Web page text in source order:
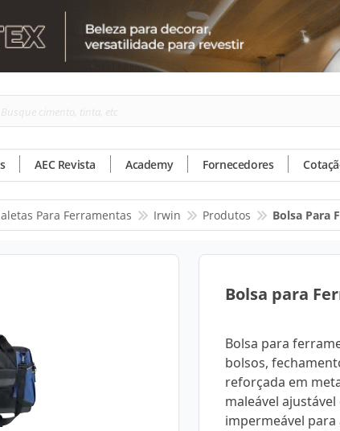
AEC Revista Academy Fornecedores
Para Ferramentas Irwin Produtos Bolsa Para
Bolsa para
Bolsa para
bolsos,
reforçada em
maleável
impermeável